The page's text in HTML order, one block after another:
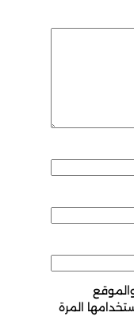
المرة